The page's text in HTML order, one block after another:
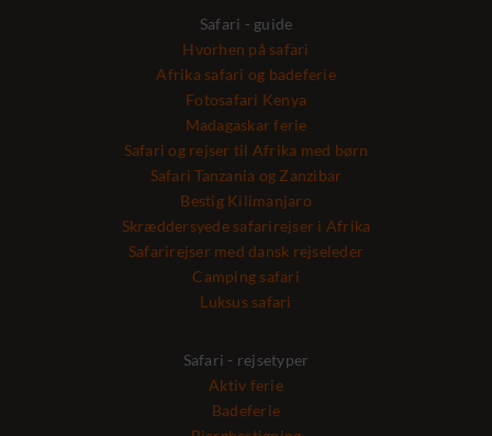
Safari - guide
Hvorhen på safari
Afrika safari og badeferie
Fotosafari Kenya
Madagaskar ferie
Safari og rejser til Afrika med børn
Safari Tanzania og Zanzibar
Bestig Kilimanjaro
Skræddersyede safarirejser i Afrika
Safarirejser med dansk rejseleder
Camping safari
Luksus safari
Safari - rejsetyper
Aktiv ferie
Badeferie